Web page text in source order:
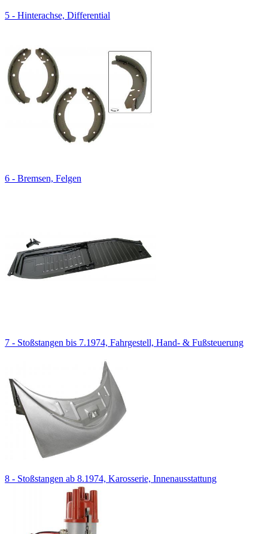
5 - Hinterachse, Differential
6 - Bremsen, Felgen
7 - Stoßstangen bis 7.1974, Fahrgestell, Hand- & Fußsteuerung
8 - Stoßstangen ab 8.1974, Karosserie, Innenausstattung